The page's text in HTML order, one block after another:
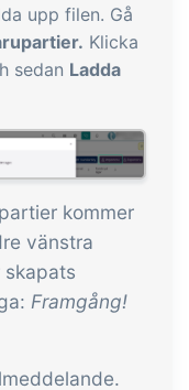
upp filen. Gå
Klicka
sedan Ladda
kommer
vänstra
skapats
Framgång!